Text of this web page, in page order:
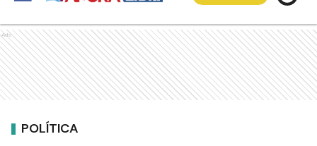
Ads
POLÍTICA